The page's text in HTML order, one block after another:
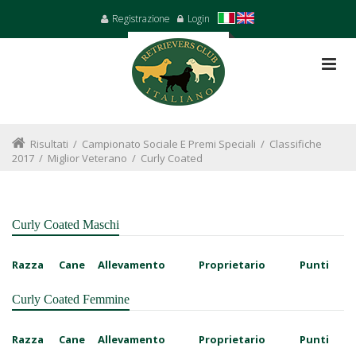
Registrazione Login
Risultati / Campionato Sociale E Premi Speciali / Classifiche
2017 / Miglior Veterano / Curly Coated
Curly Coated Maschi
Razza Cane Allevamento Proprietario Punti
Curly Coated Femmine
Razza Cane Allevamento Proprietario Punti